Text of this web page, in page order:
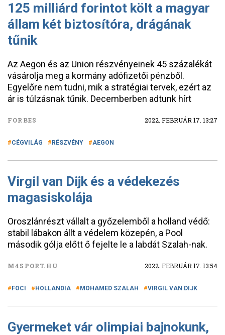
125 milliárd forintot költ a magyar
állam két biztosítóra, drágának
tűnik
Az Aegon és az Union részvényeinek 45 százalékát
vásárolja meg a kormány adófizetői pénzből.
Egyelőre nem tudni, mik a stratégiai tervek, ezért az
ár is túlzásnak tűnik. Decemberben adtunk hírt
FORBES 2022. FEBRUÁR 17. 13:27
CÉGVILÁG RÉSZVÉNY AEGON
Virgil van Dijk és a védekezés
magasiskolája
Oroszlánrészt vállalt a győzelemből a holland védő:
stabil lábakon állt a védelem közepén, a Pool
második gólja előtt ő fejelte le a labdát Szalah-nak.
M4SPORT.HU 2022. FEBRUÁR 17. 13:54
FOCI HOLLANDIA MOHAMED SZALAH VIRGIL VAN DIJK
Gyermeket vár olimpiai bajnokunk,